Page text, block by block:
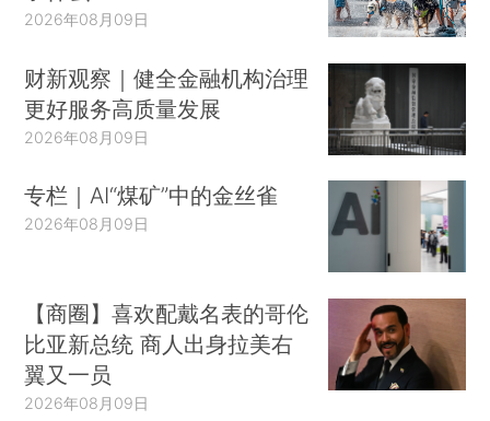
2026年08月09日
财新观察｜健全金融机构治理
更好服务高质量发展
2026年08月09日
专栏｜AI“煤矿”中的金丝雀
2026年08月09日
【商圈】喜欢配戴名表的哥伦
比亚新总统 商人出身拉美右
翼又一员
2026年08月09日